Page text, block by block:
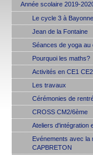
Année scolaire 2019-
Le cycle 3 à Bayonne
Jean de la Fontaine
Séances de yoga au
Pourquoi les maths?
Activités en CE1
Les travaux
Cérémonies de
CROSS CM2/6ème
Ateliers d'intégration
Evénements avec la
CAPBRETON